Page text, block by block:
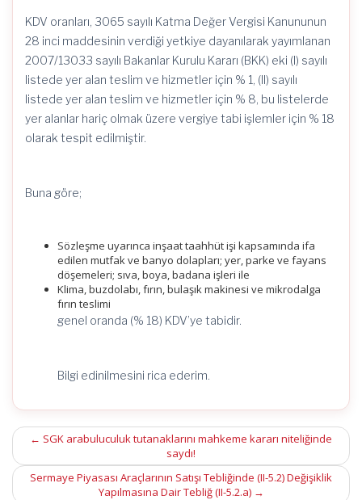
KDV oranları, 3065 sayılı Katma Değer Vergisi Kanununun
28 inci maddesinin verdiği yetkiye dayanılarak yayımlanan
2007/13033 sayılı Bakanlar Kurulu Kararı (BKK) eki (I) sayılı
listede yer alan teslim ve hizmetler için % 1, (II) sayılı
listede yer alan teslim ve hizmetler için % 8, bu listelerde
yer alanlar hariç olmak üzere vergiye tabi işlemler için % 18
olarak tespit edilmiştir.
Buna göre;
Sözleşme uyarınca inşaat taahhüt işi kapsamında ifa
edilen mutfak ve banyo dolapları; yer, parke ve fayans
döşemeleri; sıva, boya, badana işleri ile
Klima, buzdolabı, fırın, bulaşık makinesi ve mikrodalga
fırın teslimi
genel oranda (% 18) KDV’ye tabidir.
Bilgi edinilmesini rica ederim.
Post
navigation
← SGK arabuluculuk tutanaklarını mahkeme kararı niteliğinde
saydı!
Sermaye Piyasası Araçlarının Satışı Tebliğinde (II-5.2) Değişiklik
Yapılmasına Dair Tebliğ (II-5.2.a) →